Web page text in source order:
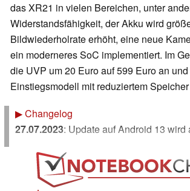
das XR21 in vielen Bereichen, unter
Widerstandsfähigkeit, der Akku wird
Bildwiederholrate erhöht, eine neue
ein moderneres SoC implementiert. Im
die UVP um 20 Euro auf 599 Euro an
Einstiegsmodell mit reduziertem
▶Changelog
27.07.2023: Update auf Android 13 wird